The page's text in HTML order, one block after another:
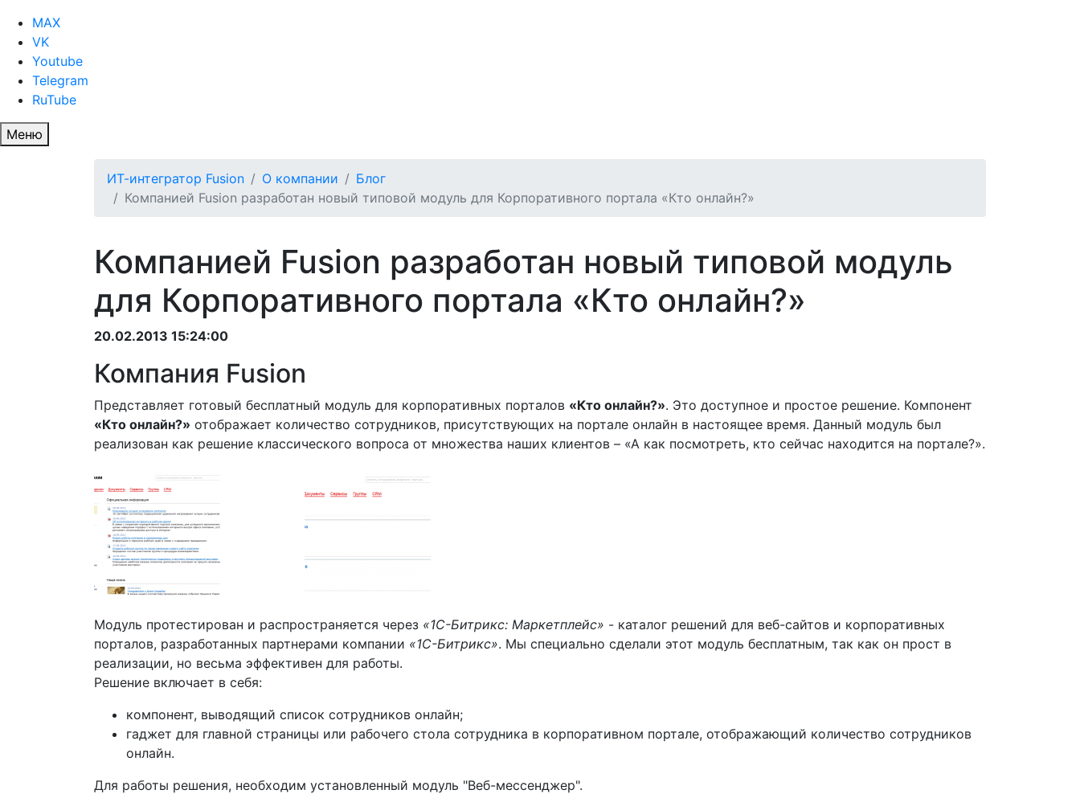
MAX
VK
Youtube
Telegram
RuTube
Меню
ИТ-интегратор Fusion О компании
Блог
Компанией Fusion разработан новый типовой модуль для Корпоративного портала «Кто онлайн?»
Компанией Fusion разработан новый типовой модуль
для Корпоративного портала «Кто онлайн?»
20.02.2013 15:24:00
Компания Fusion
Представляет готовый бесплатный модуль для корпоративных порталов «Кто онлайн?». Это доступное и простое решение. Компонент
«Кто онлайн?» отображает количество сотрудников, присутствующих на портале онлайн в настоящее время. Данный модуль был
реализован как решение классического вопроса от множества наших клиентов – «А как посмотреть, кто сейчас находится на портале?».
Модуль протестирован и распространяется через «1C-Битрикс: Маркетплейс» - каталог решений для веб-сайтов и корпоративных
порталов, разработанных партнерами компании «1С-Битрикс». Мы специально сделали этот модуль бесплатным, так как он прост в
реализации, но весьма эффективен для работы.
Решение включает в себя:
компонент, выводящий список сотрудников онлайн;
гаджет для главной страницы или рабочего стола сотрудника в корпоративном портале, отображающий количество сотрудников
онлайн.
Для работы решения, необходим установленный модуль "Веб-мессенджер".